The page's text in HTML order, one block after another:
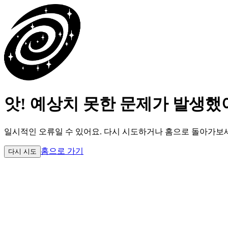
앗! 예상치 못한 문제가 발생했
일시적인 오류일 수 있어요. 다시 시도하거나 홈으로 돌아가보
다시 시도 홈으로 가기